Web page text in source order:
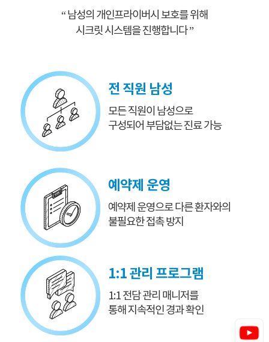
“ 남성의 개인프라이버시 보호를 위해
시크릿 시스템을 진행합니다 ”
전 직원 남성
모든 직원이 남성으로
구성되어 부담없는 진료 가능
예약제 운영
예약제 운영으로다른 환자와의
불필요한 접촉 방지
1:1 관리 프로그램
1:1 전담 관리 매니저를
통해 지속적인 경과 확인